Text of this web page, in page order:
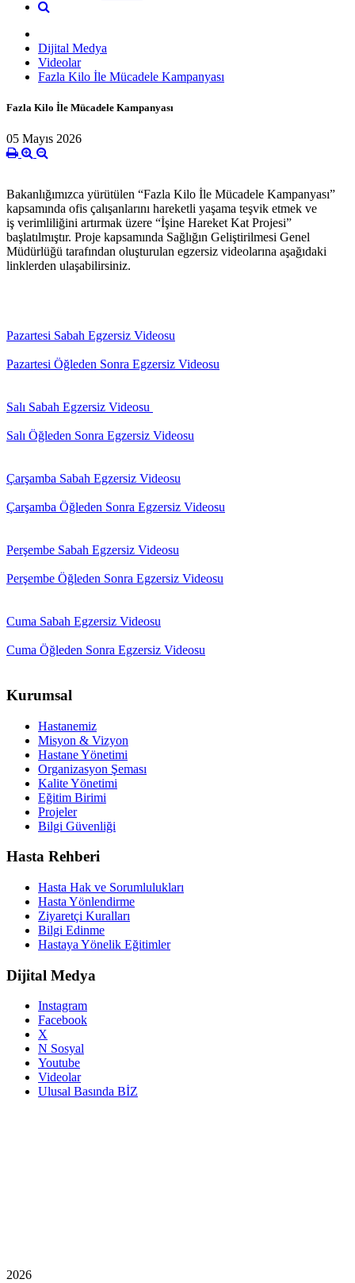
Dijital Medya
Videolar
Fazla Kilo İle Mücadele Kampanyası
Fazla Kilo İle Mücadele Kampanyası
05 Mayıs 2026
Bakanlığımızca yürütülen “Fazla Kilo İle Mücadele Kampanyası”
kapsamında ofis çalışanlarını hareketli yaşama teşvik etmek ve
iş verimliliğini artırmak üzere “İşine Hareket Kat Projesi”
başlatılmıştır. Proje kapsamında Sağlığın Geliştirilmesi Genel
Müdürlüğü tarafından oluşturulan egzersiz videolarına aşağıdaki
linklerden ulaşabilirsiniz.
Pazartesi Sabah Egzersiz Videosu
Pazartesi Öğleden Sonra Egzersiz Videosu
Salı Sabah Egzersiz Videosu
Salı Öğleden Sonra Egzersiz Videosu
Çarşamba Sabah Egzersiz Videosu
Çarşamba Öğleden Sonra Egzersiz Videosu
Perşembe Sabah Egzersiz Videosu
Perşembe Öğleden Sonra Egzersiz Videosu
Cuma Sabah Egzersiz Videosu
Cuma Öğleden Sonra Egzersiz Videosu
Kurumsal
Hastanemiz
Misyon & Vizyon
Hastane Yönetimi
Organizasyon Şeması
Kalite Yönetimi
Eğitim Birimi
Projeler
Bilgi Güvenliği
Hasta Rehberi
Hasta Hak ve Sorumlulukları
Hasta Yönlendirme
Ziyaretçi Kuralları
Bilgi Edinme
Hastaya Yönelik Eğitimler
Dijital Medya
Instagram
Facebook
X
N Sosyal
Youtube
Videolar
Ulusal Basında BİZ
2026